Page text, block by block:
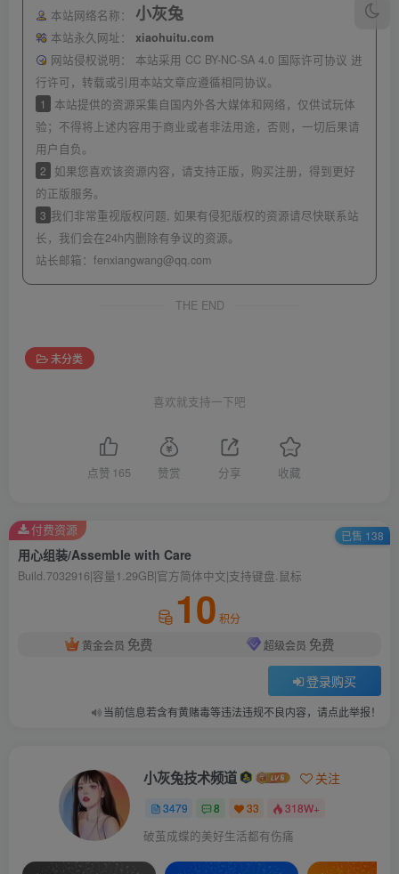
本站网络名称： 小灰兔
本站永久网址：
xiaohuitu.com
网站侵权说明：
本站采用 CC BY-NC-SA 4.0 国际许可协议 进
行许可，转载或引用本站文章应遵循相同协议。
1
本站提供的资源采集自国内外各大媒体和网络，仅供试玩体
验；不得将上述内容用于商业或者非法用途，否则，一切后果请
用户自负。
2
如果您喜欢该资源内容，请支持正版，购买注册，得到更好
的正版服务。
3 我们非常重视版权问题, 如果有侵犯版权的资源请尽快联系站
长，我们会在24h内删除有争议的资源。
站长邮箱： fenxiangwang@qq.com
THE END
未分类
喜欢就支持一下吧
点赞 165 赞赏 分享 收藏
用心组装/Assemble with Care
Build.7032916|容量1.29GB|官方简体中文|支持键盘.鼠标
10 积分
黄金会员 免费 超级会员 免费
登录购买
当前信息若含有黄赌毒等违法违规不良内容，请点此举报！
付费资源 已售 138
小灰兔技术频道 关注
3479 8 33 318W+
破茧成蝶的美好生活都有伤痛